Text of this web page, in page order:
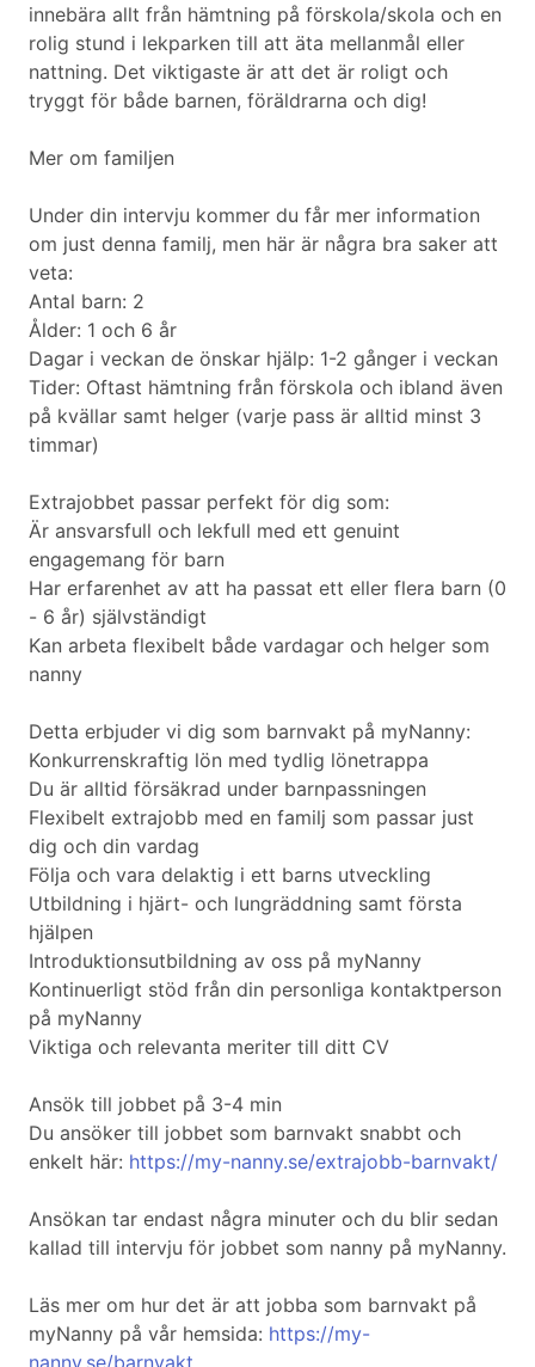
innebära allt från hämtning på förskola/skola och en
rolig stund i lekparken till att äta mellanmål eller
nattning. Det viktigaste är att det är roligt och
tryggt för både barnen, föräldrarna och dig!
Mer om familjen
Under din intervju kommer du får mer information
om just denna familj, men här är några bra saker att
veta:
Antal barn: 2
Ålder: 1 och 6 år
Dagar i veckan de önskar hjälp: 1-2 gånger i veckan
Tider: Oftast hämtning från förskola och ibland även
på kvällar samt helger (varje pass är alltid minst 3
timmar)
Extrajobbet passar perfekt för dig som:
Är ansvarsfull och lekfull med ett genuint
engagemang för barn
Har erfarenhet av att ha passat ett eller flera barn (0
- 6 år) självständigt
Kan arbeta flexibelt både vardagar och helger som
nanny
Detta erbjuder vi dig som barnvakt på myNanny:
Konkurrenskraftig lön med tydlig lönetrappa
Du är alltid försäkrad under barnpassningen
Flexibelt extrajobb med en familj som passar just
dig och din vardag
Följa och vara delaktig i ett barns utveckling
Utbildning i hjärt- och lungräddning samt första
hjälpen
Introduktionsutbildning av oss på myNanny
Kontinuerligt stöd från din personliga kontaktperson
på myNanny
Viktiga och relevanta meriter till ditt CV
Ansök till jobbet på 3-4 min
Du ansöker till jobbet som barnvakt snabbt och
enkelt här: https://my-nanny.se/extrajobb-barnvakt/
Ansökan tar endast några minuter och du blir sedan
kallad till intervju för jobbet som nanny på myNanny.
Läs mer om hur det är att jobba som barnvakt på
myNanny på vår hemsida: https://my-